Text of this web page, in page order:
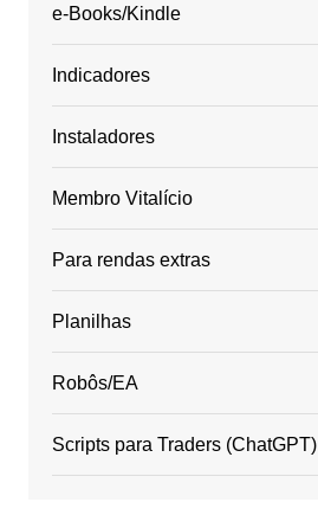
e-Books/Kindle
Indicadores
Instaladores
Membro Vitalício
Para rendas extras
Planilhas
Robôs/EA
Scripts para Traders (ChatGPT)